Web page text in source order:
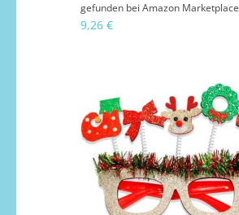
gefunden bei Amazon Marketplace
9,26 €